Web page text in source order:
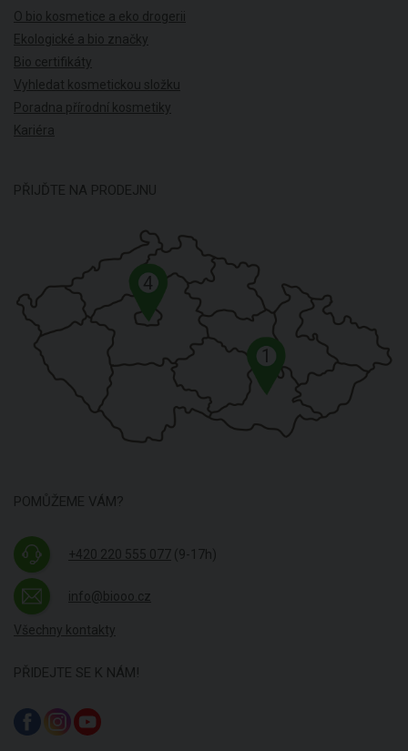
O bio kosmetice a eko drogerii
Ekologické a bio značky
Bio certifikáty
Vyhledat kosmetickou složku
Poradna přírodní kosmetiky
Kariéra
PŘIJĎTE NA PRODEJNU
1
4
POMŮŽEME VÁM?
+420 220 555 077 (9-17h)
info@biooo.cz
Všechny kontakty
PŘIDEJTE SE K NÁM!